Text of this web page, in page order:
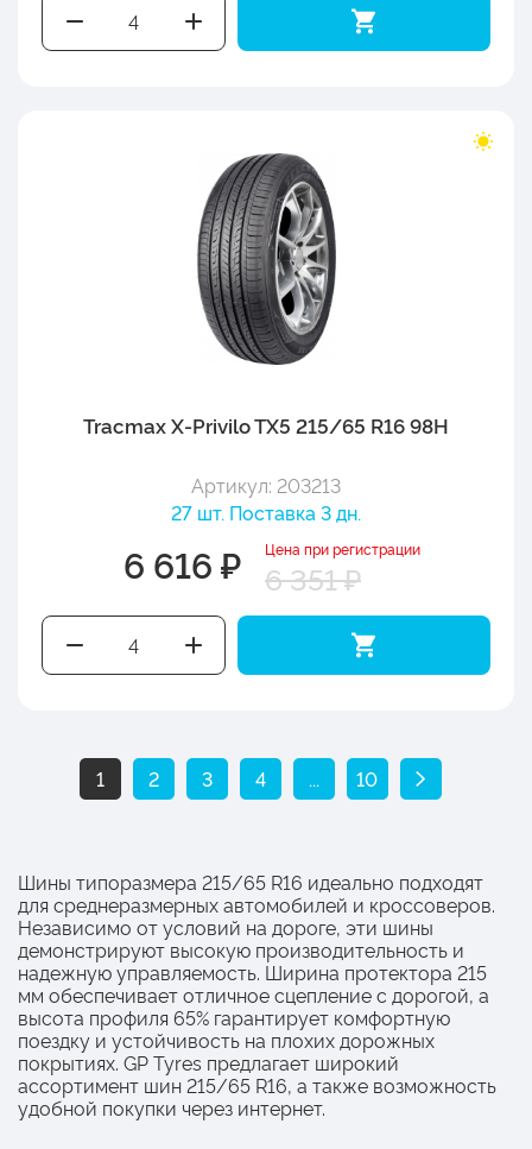
Tracmax X-Privilo TX5 215/65 R16 98H
Артикул: 203213
27 шт. Поставка 3 дн.
6 616 ₽ Цена при регистрации
6 351 ₽
1 2 3 4 ... 10
Шины типоразмера 215/65 R16 идеально подходят
для среднеразмерных автомобилей и кроссоверов.
Независимо от условий на дороге, эти шины
демонстрируют высокую производительность и
надежную управляемость. Ширина протектора 215
мм обеспечивает отличное сцепление с дорогой, а
высота профиля 65% гарантирует комфортную
поездку и устойчивость на плохих дорожных
покрытиях. GP Tyres предлагает широкий
ассортимент шин 215/65 R16, а также возможность
удобной покупки через интернет.